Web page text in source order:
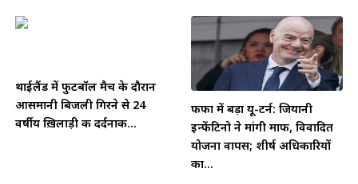
थाईलैंड में फुटबॉल मैच के दौरान
आसमानी बिजली गिरने से 24
वर्षीय ख़िलाड़ी की दर्दनाक...
फीफा में बड़ा यू-टर्न: जियानी
इन्फेंटिनो ने मांगी माफी, विवादित
योजना वापस; शीर्ष अधिकारियों
का...